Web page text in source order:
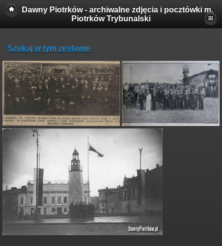
Dawny Piotrków - archiwalne zdjęcia i pocztówki m.
Piotrków Trybunalski
Szukaj w tym zestawie